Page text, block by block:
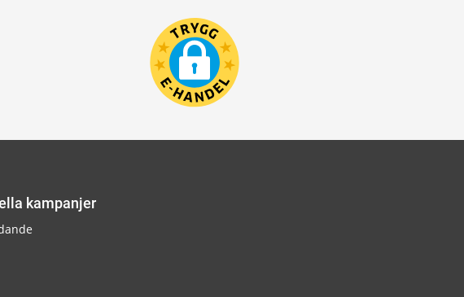
kampanjer